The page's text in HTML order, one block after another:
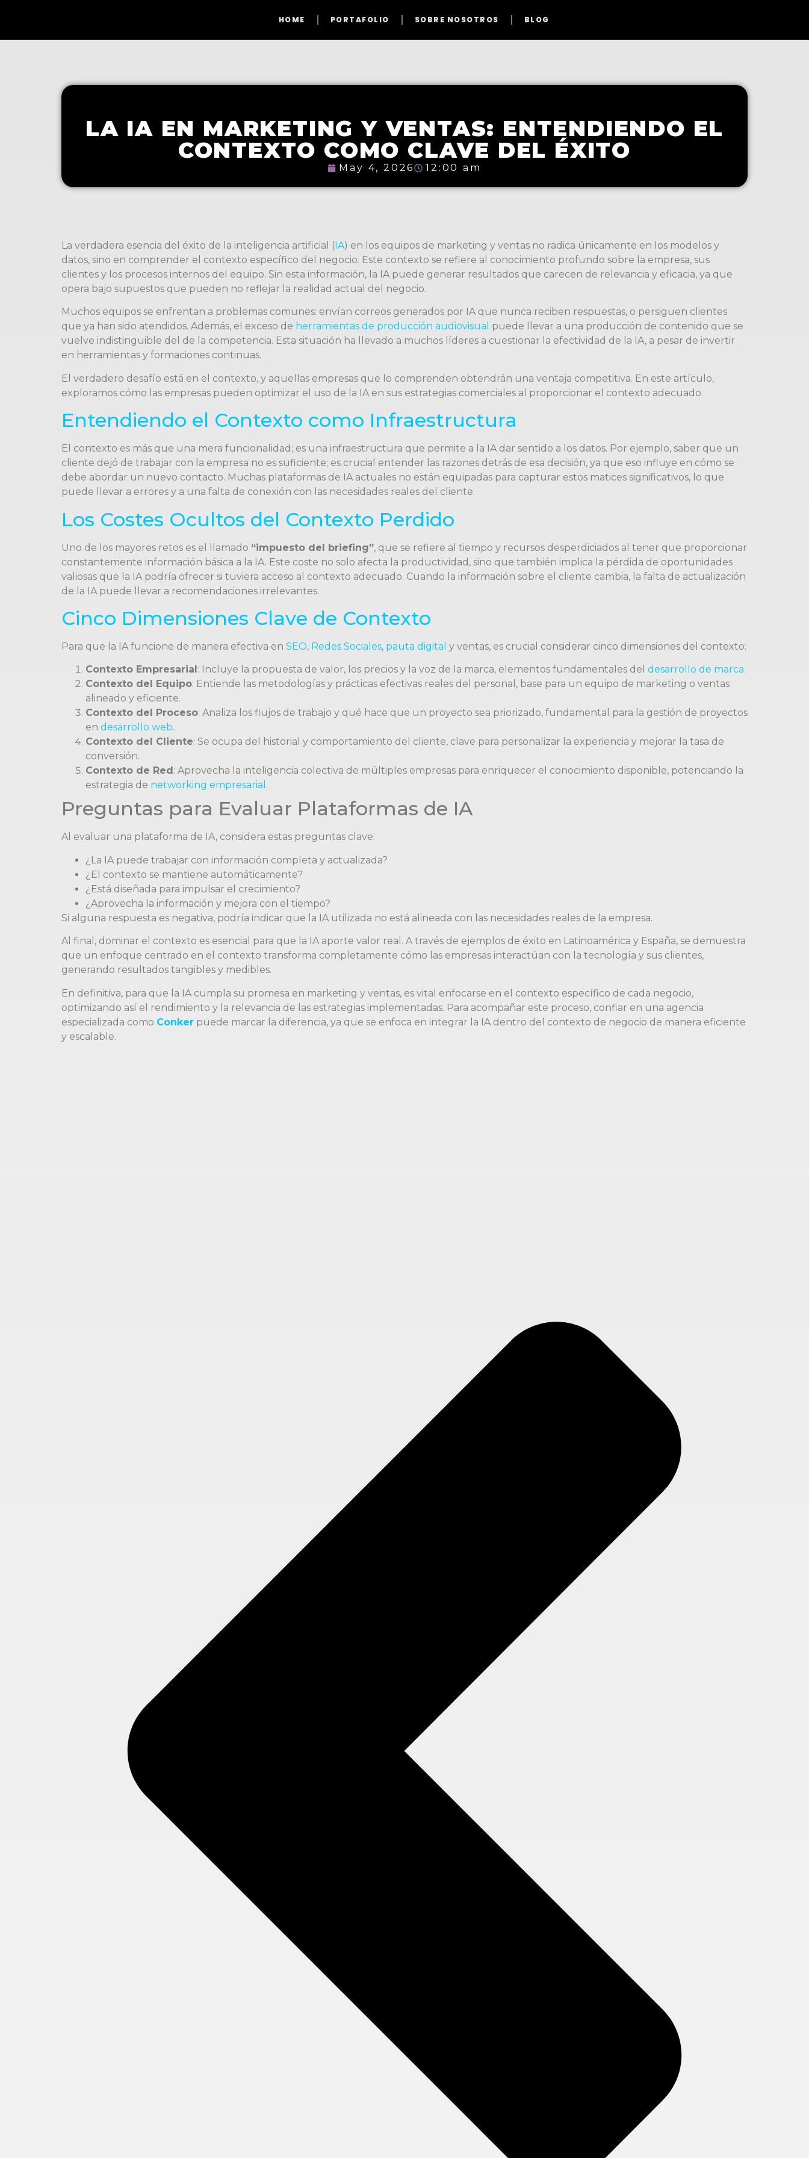
HOME PORTAFOLIO SOBRE NOSOTROS BLOG
LA IA EN MARKETING Y VENTAS: ENTENDIENDO EL
CONTEXTO COMO CLAVE DEL ÉXITO
May 4, 2026 12:00 am
La verdadera esencia del éxito de la inteligencia artificial (IA) en los equipos de marketing y ventas no radica únicamente en los modelos y
datos, sino en comprender el contexto específico del negocio. Este contexto se refiere al conocimiento profundo sobre la empresa, sus
clientes y los procesos internos del equipo. Sin esta información, la IA puede generar resultados que carecen de relevancia y eficacia, ya que
opera bajo supuestos que pueden no reflejar la realidad actual del negocio.
Muchos equipos se enfrentan a problemas comunes: envían correos generados por IA que nunca reciben respuestas, o persiguen clientes
que ya han sido atendidos. Además, el exceso de herramientas de producción audiovisual puede llevar a una producción de contenido que se
vuelve indistinguible del de la competencia. Esta situación ha llevado a muchos líderes a cuestionar la efectividad de la IA, a pesar de invertir
en herramientas y formaciones continuas.
El verdadero desafío está en el contexto, y aquellas empresas que lo comprenden obtendrán una ventaja competitiva. En este artículo,
exploramos cómo las empresas pueden optimizar el uso de la IA en sus estrategias comerciales al proporcionar el contexto adecuado.
Entendiendo el Contexto como Infraestructura
El contexto es más que una mera funcionalidad; es una infraestructura que permite a la IA dar sentido a los datos. Por ejemplo, saber que un
cliente dejó de trabajar con la empresa no es suficiente; es crucial entender las razones detrás de esa decisión, ya que eso influye en cómo se
debe abordar un nuevo contacto. Muchas plataformas de IA actuales no están equipadas para capturar estos matices significativos, lo que
puede llevar a errores y a una falta de conexión con las necesidades reales del cliente.
Los Costes Ocultos del Contexto Perdido
Uno de los mayores retos es el llamado “impuesto del briefing”, que se refiere al tiempo y recursos desperdiciados al tener que proporcionar
constantemente información básica a la IA. Este coste no solo afecta la productividad, sino que también implica la pérdida de oportunidades
valiosas que la IA podría ofrecer si tuviera acceso al contexto adecuado. Cuando la información sobre el cliente cambia, la falta de actualización
de la IA puede llevar a recomendaciones irrelevantes.
Cinco Dimensiones Clave de Contexto
Para que la IA funcione de manera efectiva en SEO, Redes Sociales, pauta digital y ventas, es crucial considerar cinco dimensiones del contexto:
Contexto Empresarial : Incluye la propuesta de valor, los precios y la voz de la marca, elementos fundamentales del desarrollo de marca.
Contexto del Equipo: Entiende las metodologías y prácticas efectivas reales del personal, base para un equipo de marketing o ventas
alineado y eficiente.
Contexto del Proceso: Analiza los flujos de trabajo y qué hace que un proyecto sea priorizado, fundamental para la gestión de proyectos
en desarrollo web.
Contexto del Cliente: Se ocupa del historial y comportamiento del cliente, clave para personalizar la experiencia y mejorar la tasa de
conversión.
Contexto de Red : Aprovecha la inteligencia colectiva de múltiples empresas para enriquecer el conocimiento disponible, potenciando la
estrategia de networking empresarial .
Preguntas para Evaluar Plataformas de IA
Al evaluar una plataforma de IA, considera estas preguntas clave:
¿La IA puede trabajar con información completa y actualizada?
¿El contexto se mantiene automáticamente?
¿Está diseñada para impulsar el crecimiento?
¿Aprovecha la información y mejora con el tiempo?
Si alguna respuesta es negativa, podría indicar que la IA utilizada no está alineada con las necesidades reales de la empresa.
Al final, dominar el contexto es esencial para que la IA aporte valor real. A través de ejemplos de éxito en Latinoamérica y España, se demuestra
que un enfoque centrado en el contexto transforma completamente cómo las empresas interactúan con la tecnología y sus clientes,
generando resultados tangibles y medibles.
En definitiva, para que la IA cumpla su promesa en marketing y ventas, es vital enfocarse en el contexto específico de cada negocio,
optimizando así el rendimiento y la relevancia de las estrategias implementadas. Para acompañar este proceso, confiar en una agencia
especializada como Conker puede marcar la diferencia, ya que se enfoca en integrar la IA dentro del contexto de negocio de manera eficiente
y escalable.